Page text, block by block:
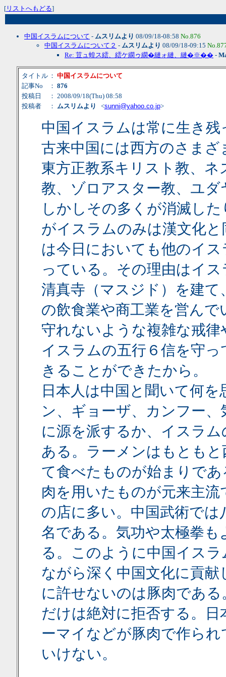
[ リストへもどる]
中国イスラムについて - ムスリムより 08/09/18-08:58 No.876
中国イスラムについて２ - ムスリムより 08/09/18-09:15
Re: 荳ュ蝗ス繧、繧ケ繝ゥ繝�縺ォ縺、縺�※�� -
タイトル ： 中国イスラムについて
記事No
： 876
投稿日
： 2008/09/18(Thu) 08:58
投稿者
： ムスリムより <sunni@yahoo.co.jp>
中国イスラムは常に生き残
古来中国には西方のさま
東方正教系キリスト教、
教、ゾロアスター教、ユダ
しかしその多くが消滅し
がイスラムのみは漢文化
は今日においても他のイ
っている。その理由はイ
清真寺（マスジド）を建
の飲食業や商工業を営ん
守れないような複雑な戒
イスラムの五行６信を守
きることができたから。
日本人は中国と聞いて何
ン、ギョーザ、カンフー
に源を派するか、イスラ
ある。ラーメンはもとも
て食べたものが始まりで
肉を用いたものが元来主
の店に多い。中国武術で
名である。気功や太極拳
る。このように中国イス
ながら深く中国文化に貢
に許せないのは豚肉であ
だけは絶対に拒否する。
ーマイなどが豚肉で作ら
いけない。